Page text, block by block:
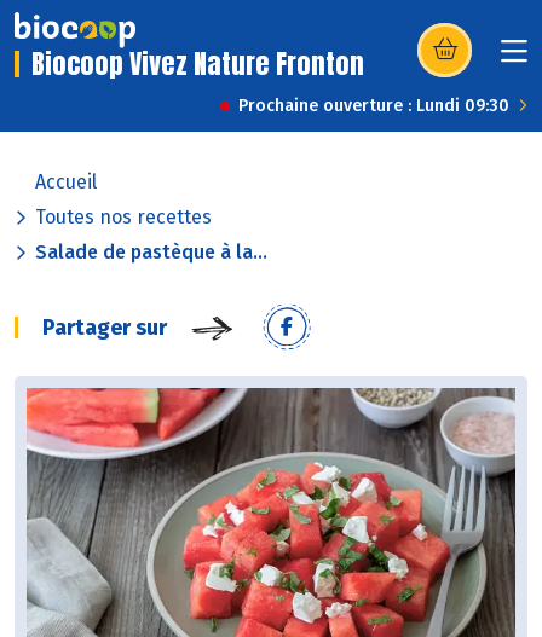
Biocoop Vivez Nature Fronton (s’ouvre dans
Prochaine ouverture : Lundi 09:30
Accueil
Toutes nos recettes
Salade de pastèque à la...
Partager sur